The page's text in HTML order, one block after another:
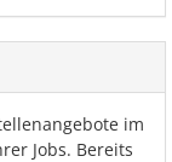
im
Jobs. Bereits